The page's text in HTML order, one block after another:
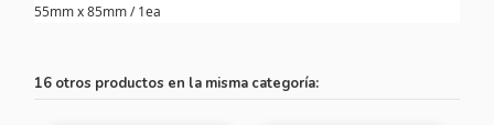
55mm x 85mm / 1ea
16 otros productos en la misma categoría: